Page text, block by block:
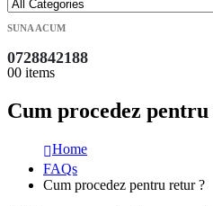
SUNA ACUM
0728842188
00 items
Cum procedez
Home
FAQs
Cum procedez pentru retur ?